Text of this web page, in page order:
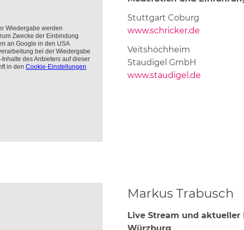
Stuttgart Coburg
www.schricker.de
Veitshöchheim
Staudigel GmbH
www.staudigel.de
Markus Trabusch
Live Stream und aktueller